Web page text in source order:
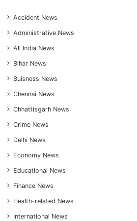
Accident News
Administrative News
All India News
Bihar News
Buisness News
Chennai News
Chhattisgarh News
Crime News
Delhi News
Economy News
Educational News
Finance News
Health-related News
International News